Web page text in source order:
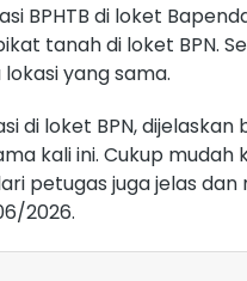
BPHTB di loket
tanah di loket BPN.
yang sama.
di loket BPN,
kali ini. Cukup
petugas juga jelas
2026.